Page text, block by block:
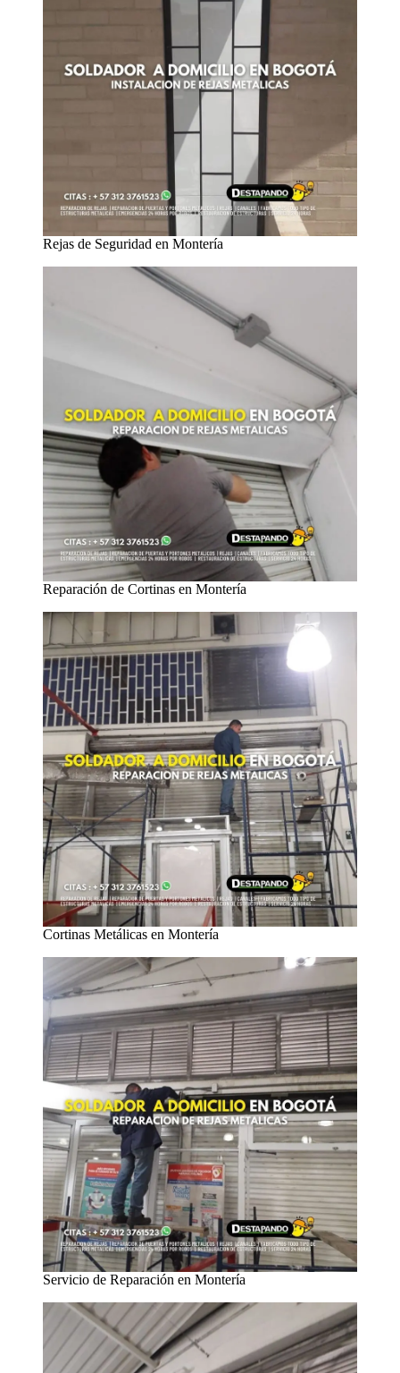
Rejas de Seguridad en Montería
Reparación de Cortinas en Montería
Cortinas Metálicas en Montería
Servicio de Reparación en Montería